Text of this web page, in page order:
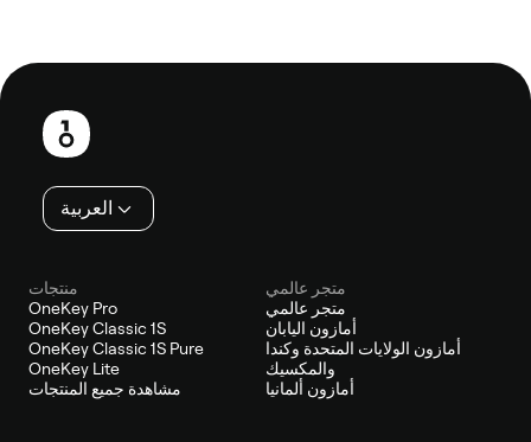
تذييل
العربية
منتجات
OneKey Pro
OneKey Classic 1S
OneKey Classic 1S Pure
OneKey Lite
مشاهدة جميع المنتجات
متجر عالمي
متجر عالمي
أمازون اليابان
أمازون الولايات المتحدة وكندا
والمكسيك
أمازون ألمانيا